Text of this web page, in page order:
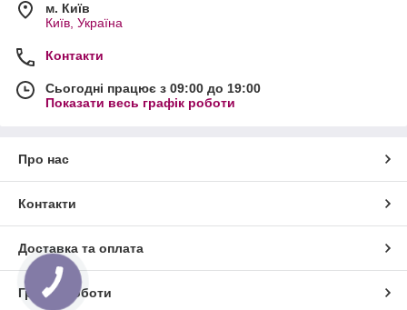
м. Київ
Київ, Україна
Контакти
Сьогодні працює з 09:00 до 19:00
Показати весь графік роботи
Про нас
Контакти
Доставка та оплата
Графік роботи